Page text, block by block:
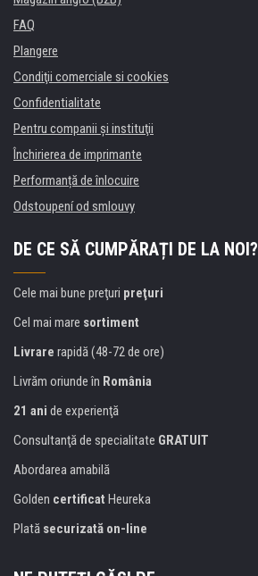
FAQ
Plangere
Condiţii comerciale si cookies
Confidentialitate
Pentru companii și instituţii
Închirierea de imprimante
Performanță de înlocuire
Odstoupení od smlouvy
DE CE SĂ CUMPĂRAȚI DE LA NOI?
Cele mai bune preţuri preţuri
Cel mai mare sortiment
Livrare rapidă (48-72 de ore)
Livrăm oriunde în România
21 ani de experienţă
Consultanţă de specialitate GRATUIT
Abordarea amabilă
Golden certificat Heureka
Plată securizată on-line